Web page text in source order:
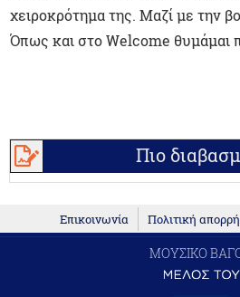
χειροκρότημα της. Μαζί με την
Όπως και στο Welcome θυμάμαι
Πιο
Επικοινωνία Πολιτική
ΜΟΥΣΙΚΟ